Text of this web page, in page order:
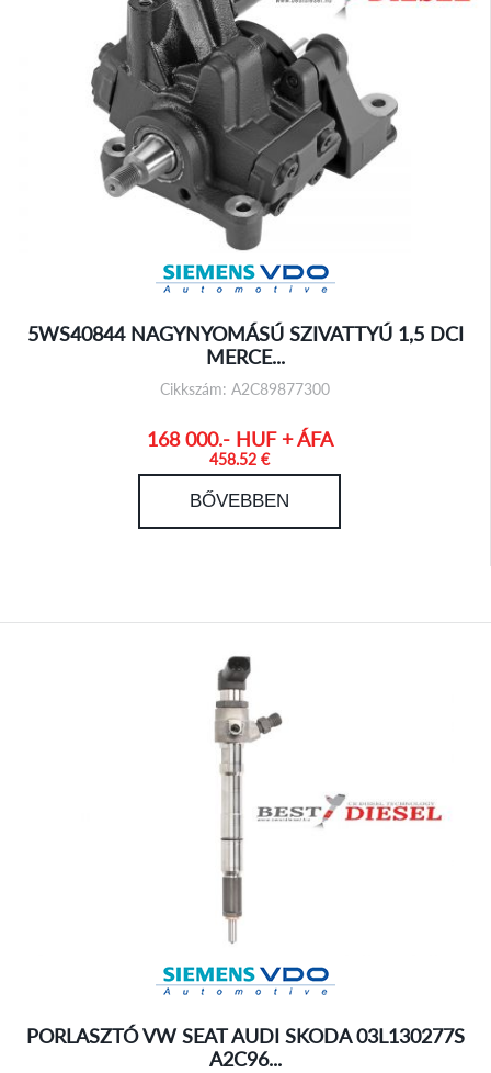
5WS40844 NAGYNYOMÁSÚ SZIVATTYÚ 1,5 DCI
MERCE...
Cikkszám: A2C89877300
168 000.- HUF + ÁFA
458.52 €
BŐVEBBEN
PORLASZTÓ VW SEAT AUDI SKODA 03L130277S
A2C96...